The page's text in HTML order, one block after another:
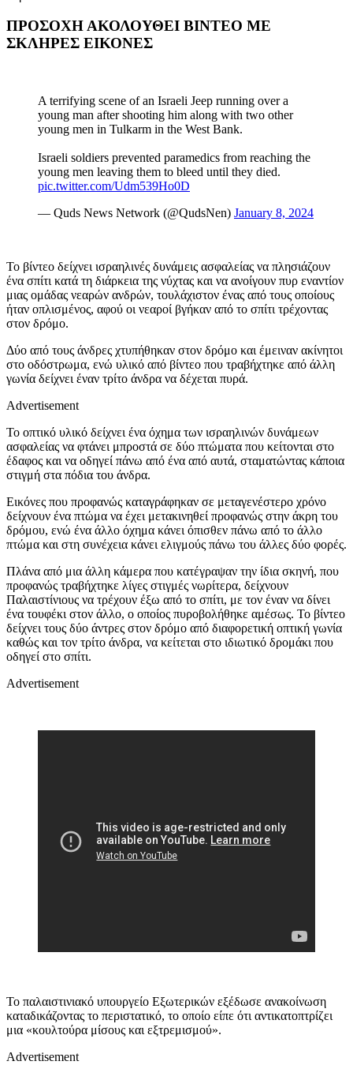
ΠΡΟΣΟΧΗ ΑΚΟΛΟΥΘΕΙ ΒΙΝΤΕΟ ΜΕ
ΣΚΛΗΡΕΣ ΕΙΚΟΝΕΣ
A terrifying scene of an Israeli Jeep running over a
young man after shooting him along with two other
young men in Tulkarm in the West Bank.
Israeli soldiers prevented paramedics from reaching the
young men leaving them to bleed until they died.
pic.twitter.com/Udm539Ho0D
— Quds News Network (@QudsNen) January 8, 2024
Το βίντεο δείχνει ισραηλινές δυνάμεις ασφαλείας να πλησιάζουν
ένα σπίτι κατά τη διάρκεια της νύχτας και να ανοίγουν πυρ εναντίον
μιας ομάδας νεαρών ανδρών, τουλάχιστον ένας από τους οποίους
ήταν οπλισμένος, αφού οι νεαροί βγήκαν από το σπίτι τρέχοντας
στον δρόμο.
Δύο από τους άνδρες χτυπήθηκαν στον δρόμο και έμειναν ακίνητοι
στο οδόστρωμα, ενώ υλικό από βίντεο που τραβήχτηκε από άλλη
γωνία δείχνει έναν τρίτο άνδρα να δέχεται πυρά.
Advertisement
Το οπτικό υλικό δείχνει ένα όχημα των ισραηλινών δυνάμεων
ασφαλείας να φτάνει μπροστά σε δύο πτώματα που κείτονται στο
έδαφος και να οδηγεί πάνω από ένα από αυτά, σταματώντας κάποια
στιγμή στα πόδια του άνδρα.
Εικόνες που προφανώς καταγράφηκαν σε μεταγενέστερο χρόνο
δείχνουν ένα πτώμα να έχει μετακινηθεί προφανώς στην άκρη του
δρόμου, ενώ ένα άλλο όχημα κάνει όπισθεν πάνω από το άλλο
πτώμα και στη συνέχεια κάνει ελιγμούς πάνω του άλλες δύο φορές.
Πλάνα από μια άλλη κάμερα που κατέγραψαν την ίδια σκηνή, που
προφανώς τραβήχτηκε λίγες στιγμές νωρίτερα, δείχνουν
Παλαιστίνιους να τρέχουν έξω από το σπίτι, με τον έναν να δίνει
ένα τουφέκι στον άλλο, ο οποίος πυροβολήθηκε αμέσως. Το βίντεο
δείχνει τους δύο άντρες στον δρόμο από διαφορετική οπτική γωνία
καθώς και τον τρίτο άνδρα, να κείτεται στο ιδιωτικό δρομάκι που
οδηγεί στο σπίτι.
Advertisement
Το παλαιστινιακό υπουργείο Εξωτερικών εξέδωσε ανακοίνωση
καταδικάζοντας το περιστατικό, το οποίο είπε ότι αντικατοπτρίζει
μια «κουλτούρα μίσους και εξτρεμισμού».
Advertisement